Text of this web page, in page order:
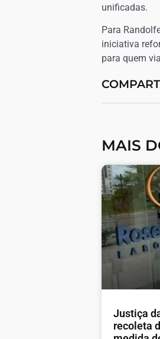
unificadas.
Para
iniciativa
para quem
MAIS
Justiça
recoleta